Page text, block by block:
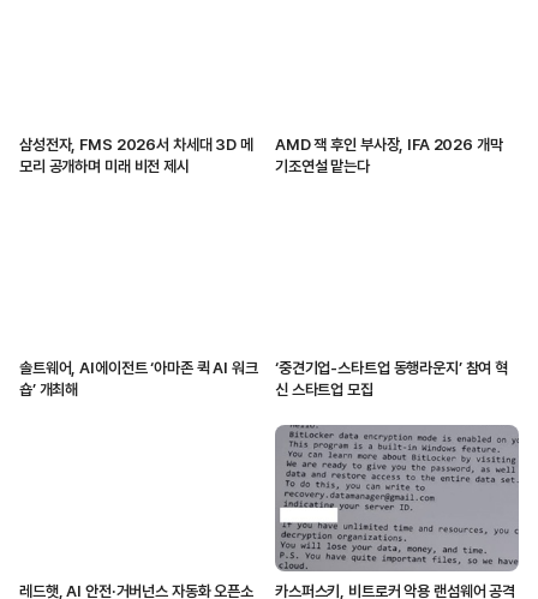
삼성전자, FMS 2026서 차세대 3D 메
모리 공개하며 미래 비전 제시
AMD 잭 후인 부사장, IFA 2026 개막
기조연설 맡는다
솔트웨어, AI에이전트 ‘아마존 퀵 AI 워크
숍’ 개최해
‘중견기업-스타트업 동행라운지’ 참여 혁
신 스타트업 모집
레드햇, AI 안전·거버넌스 자동화 오픈소
카스퍼스키, 비트로커 악용 랜섬웨어 공격